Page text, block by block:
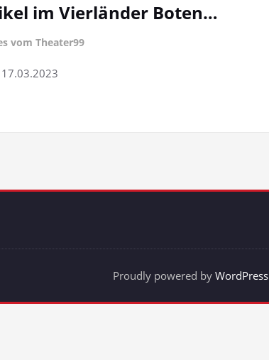
im Vierländer Boten…
vom Theater99
Proudly powered by WordPress